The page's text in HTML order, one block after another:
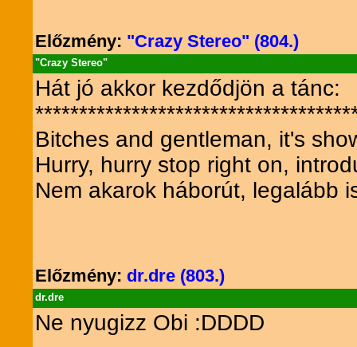
Előzmény: "Crazy Stereo" (804.)
"Crazy Stereo"
Hát jó akkor kezdődjön a tánc:
Bitches and gentleman, it's
Hurry, hurry stop right on,
Nem akarok háborút, legalább
Előzmény: dr.dre (803.)
dr.dre
Ne nyugizz Obi :DDDD